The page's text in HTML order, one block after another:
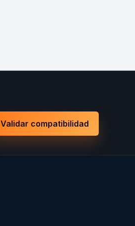
Validar compatibilidad